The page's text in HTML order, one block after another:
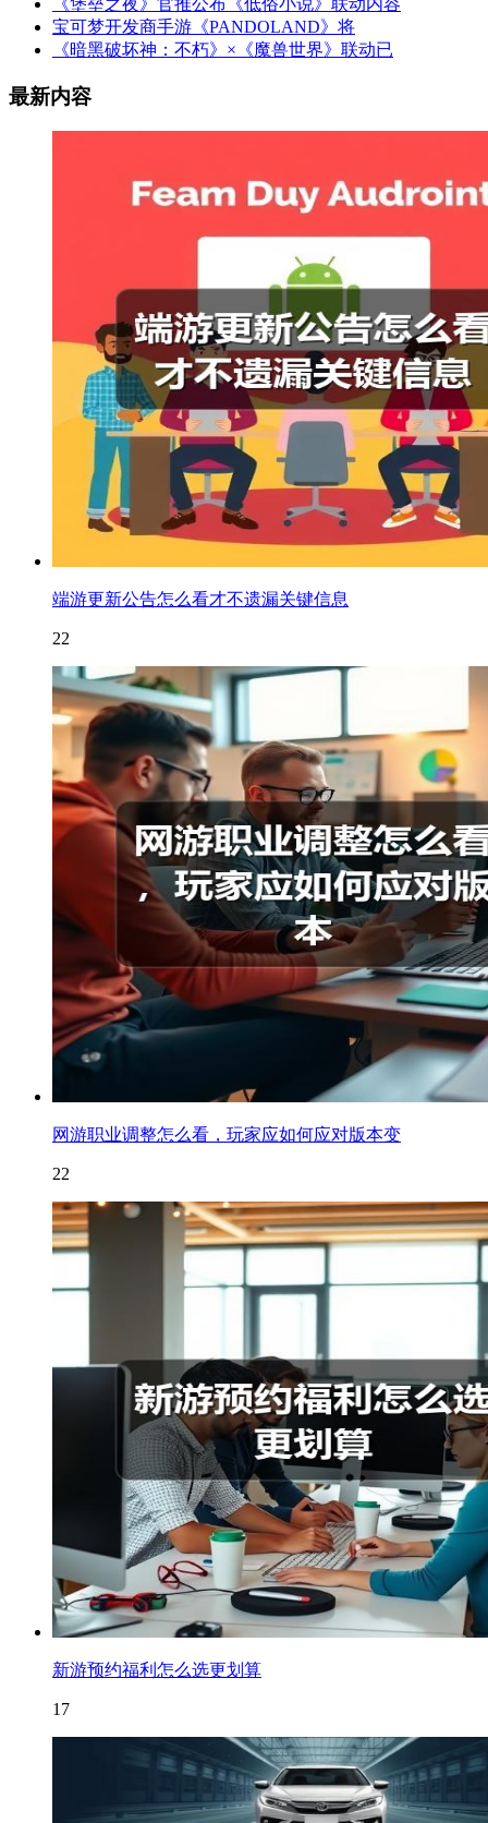
《堡垒之夜》官推公布《低俗小说》联动内容
宝可梦开发商手游《PANDOLAND》将
《暗黑破坏神：不朽》×《魔兽世界》联动已
最新内容
端游更新公告怎么看才不遗漏关键信息
22
网游职业调整怎么看，玩家应如何应对版本变
22
新游预约福利怎么选更划算
17